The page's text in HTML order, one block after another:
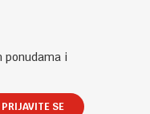
ponudama i
PRIJAVITE SE